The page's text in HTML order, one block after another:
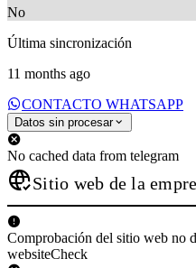
No
Última sincronización
11 months ago
CONTACTO WHATSAPP
Datos sin procesar
No cached data from telegram
Sitio web de la
Comprobación del sitio web no
websiteCheck